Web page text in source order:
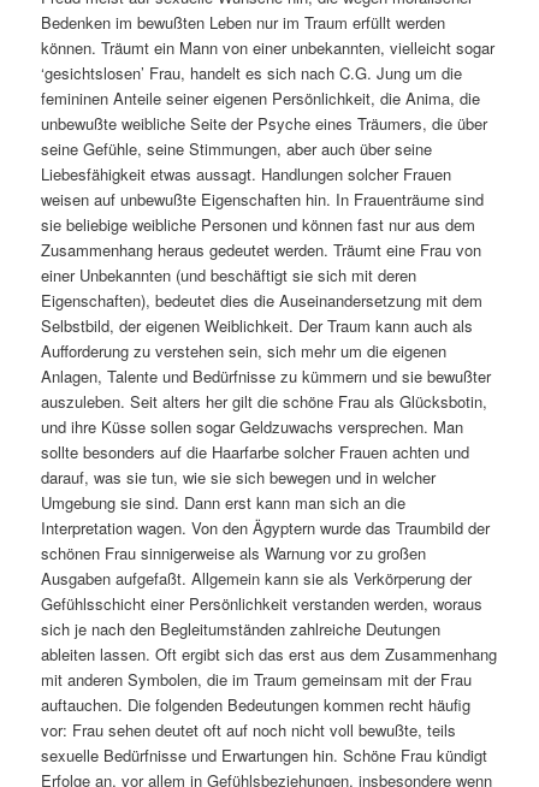
Bedenken im bewußten Leben nur im Traum erfüllt werden
können. Träumt ein Mann von einer unbekannten, vielleicht sogar
‘gesichtslosen’ Frau, handelt es sich nach C.G. Jung um die
femininen Anteile seiner eigenen Persönlichkeit, die Anima, die
unbewußte weibliche Seite der Psyche eines Träumers, die über
seine Gefühle, seine Stimmungen, aber auch über seine
Liebesfähigkeit etwas aussagt. Handlungen solcher Frauen
weisen auf unbewußte Eigenschaften hin. In Frauenträume sind
sie beliebige weibliche Personen und können fast nur aus dem
Zusammenhang heraus gedeutet werden. Träumt eine Frau von
einer Unbekannten (und beschäftigt sie sich mit deren
Eigenschaften), bedeutet dies die Auseinandersetzung mit dem
Selbstbild, der eigenen Weiblichkeit. Der Traum kann auch als
Aufforderung zu verstehen sein, sich mehr um die eigenen
Anlagen, Talente und Bedürfnisse zu kümmern und sie bewußter
auszuleben. Seit alters her gilt die schöne Frau als Glücksbotin,
und ihre Küsse sollen sogar Geldzuwachs versprechen. Man
sollte besonders auf die Haarfarbe solcher Frauen achten und
darauf, was sie tun, wie sie sich bewegen und in welcher
Umgebung sie sind. Dann erst kann man sich an die
Interpretation wagen. Von den Ägyptern wurde das Traumbild der
schönen Frau sinnigerweise als Warnung vor zu großen
Ausgaben aufgefaßt. Allgemein kann sie als Verkörperung der
Gefühlsschicht einer Persönlichkeit verstanden werden, woraus
sich je nach den Begleitumständen zahlreiche Deutungen
ableiten lassen. Oft ergibt sich das erst aus dem Zusammenhang
mit anderen Symbolen, die im Traum gemeinsam mit der Frau
auftauchen. Die folgenden Bedeutungen kommen recht häufig
vor: Frau sehen deutet oft auf noch nicht voll bewußte, teils
sexuelle Bedürfnisse und Erwartungen hin. Schöne Frau kündigt
Erfolge an, vor allem in Gefühlsbeziehungen, insbesondere wenn